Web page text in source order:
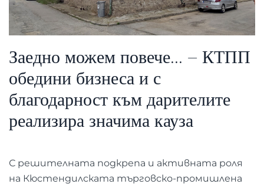
Заедно можем повече... – КТПП
обедини бизнеса и с
благодарност към дарителите
реализира значима кауза
С решителната подкрепа и активната роля
на Кюстендилската търговско-промишлена